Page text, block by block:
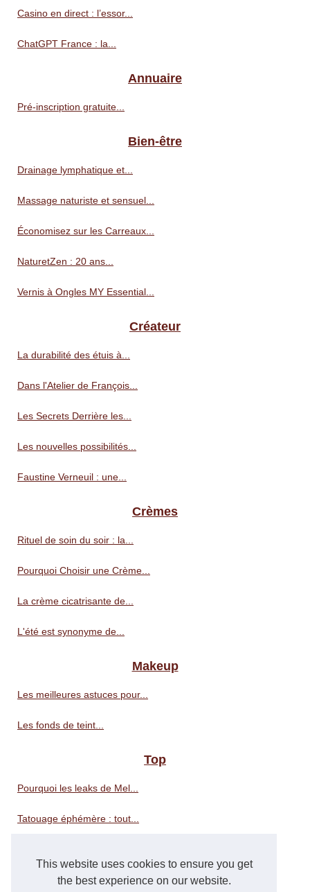
This website uses cookies to ensure you get
the best experience on our website.
Casino en direct : l’essor...
ChatGPT France : la...
Annuaire
Pré‑inscription gratuite...
Bien-être
Drainage lymphatique et...
Massage naturiste et sensuel...
Économisez sur les Carreaux...
NaturetZen : 20 ans...
Vernis à Ongles MY Essential...
Créateur
La durabilité des étuis à...
Dans l'Atelier de François...
Les Secrets Derrière les...
Les nouvelles possibilités...
Faustine Verneuil : une...
Crèmes
Rituel de soin du soir : la...
Pourquoi Choisir une Crème...
La crème cicatrisante de...
L'été est synonyme de...
Makeup
Les meilleures astuces pour...
Les fonds de teint...
Top
Pourquoi les leaks de Mel...
Tatouage éphémère : tout...
Pourquoi louer une aire de...